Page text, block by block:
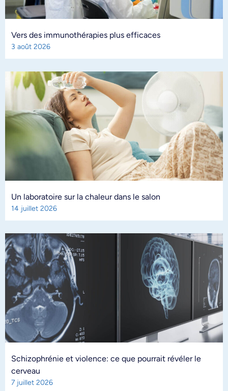
Vers des immunothérapies plus efficaces
3 août 2026
Un laboratoire sur la chaleur dans le salon
14 juillet 2026
Schizophrénie et violence: ce que pourrait révéler le
cerveau
7 juillet 2026